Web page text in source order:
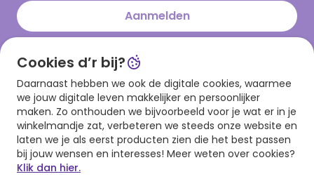
Aanmelden
Download onze app
Cookies d’r bij?
Daarnaast hebben we ook de digitale cookies, waarmee
we jouw digitale leven makkelijker en persoonlijker
maken. Zo onthouden we bijvoorbeeld voor je wat er in je
winkelmandje zat, verbeteren we steeds onze website en
laten we je als eerst producten zien die het best passen
bij jouw wensen en interesses! Meer weten over cookies?
Klik dan hier.